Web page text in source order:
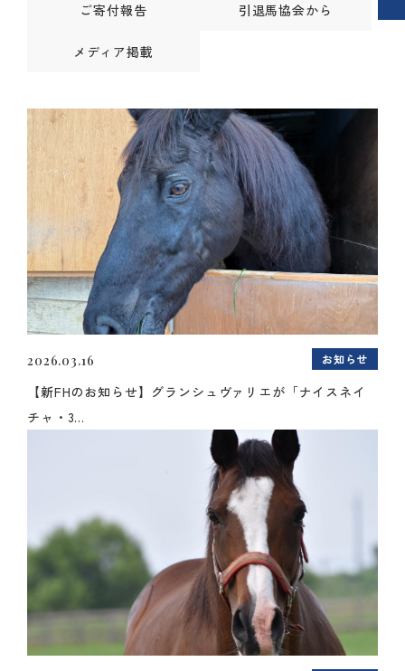
ご寄付報告 引退馬協会から
メディア掲載
2026.03.16 お知らせ
【新FHのお知らせ】グランシュヴァリエが「ナイスネイ
チャ・3...